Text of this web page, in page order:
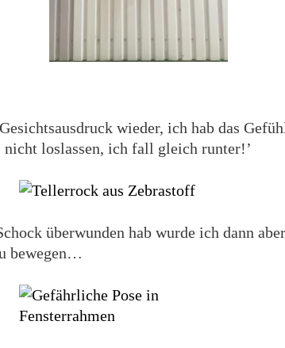
wieder, ich hab das
nicht loslassen, ich fall gleich runter!’
überwunden hab wurde ich dann
bewegen…